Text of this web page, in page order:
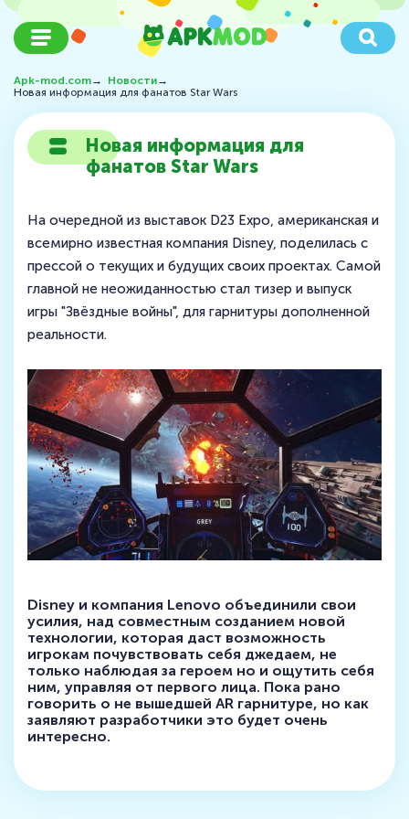
Apk-mod.com→ Новости→
Новая информация для фанатов Star Wars
Новая информация для
фанатов Star Wars
На очередной из выставок D23 Expo, американская и
всемирно известная компания Disney, поделилась с
прессой о текущих и будущих своих проектах. Самой
главной не неожиданностью стал тизер и выпуск
игры "Звёздные войны", для гарнитуры дополненной
реальности.
Disney и компания Lenovo объединили свои
усилия, над совместным созданием новой
технологии, которая даст возможность
игрокам почувствовать себя джедаем, не
только наблюдая за героем но и ощутить себя
ним, управляя от первого лица. Пока рано
говорить о не вышедшей AR гарнитуре, но как
заявляют разработчики это будет очень
интересно.